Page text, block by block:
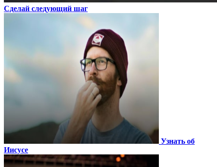
Сделай следующий шаг
Узнать об
Иисусе